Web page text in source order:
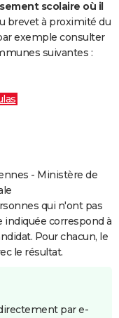
scolaire où il
brevet à proximité du
exemple consulter
suivantes :
- Ministère de
qui n'ont pas
indiquée correspond à
Pour chacun, le
le résultat.
par e-